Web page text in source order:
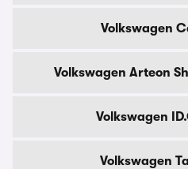
Volkswagen
Volkswagen Arteon
Volkswagen
Volkswagen